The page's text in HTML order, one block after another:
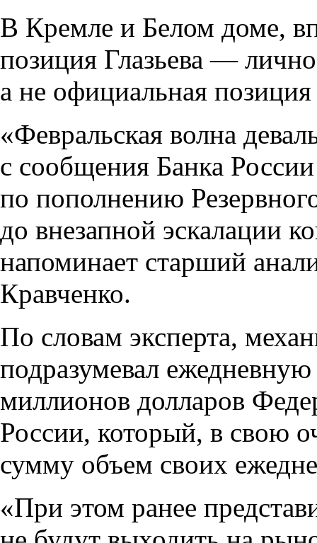
В Кремле и Белом доме,
позиция Глазьева —
а не официальная
«Февральская волна
с сообщения Банка
по пополнению
до внезапной эскалации
напоминает старший
Кравченко.
По словам эксперта,
подразумевал
миллионов долларов
России, который, в свою
сумму объем своих
«При этом ранее